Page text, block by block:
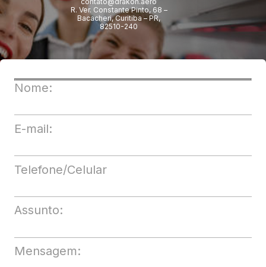
R. Ver. Constante Pinto, 68 –
Bacacheri, Curitiba – PR,
82510-240
Nome:
E-mail:
Telefone/Celular
Assunto:
Mensagem: